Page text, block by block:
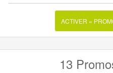
ACTIVER «
13